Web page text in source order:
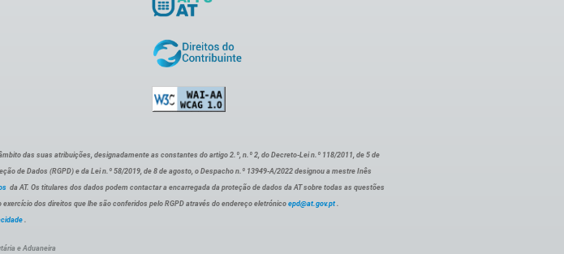
das suas atribuições, designadamente as constantes do artigo 2.º, n.º 2, do Decreto-Lei n.º 118/2011, de 5 de
de Dados (RGPD) e da Lei n.º 58/2019, de 8 de agosto, o Despacho n.º 13949-A/2022 designou a mestre Inês
da AT. Os titulares dos dados podem contactar a encarregada da proteção de dados da AT sobre todas as questões
dos direitos que lhe são conferidos pelo RGPD através do endereço eletrónico epd@at.gov.pt .
.
e Aduaneira